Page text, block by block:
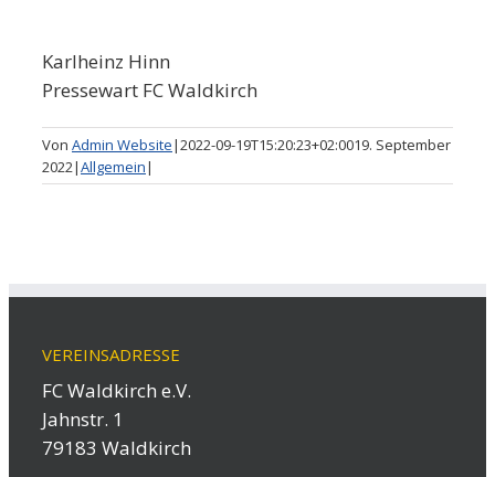
Karlheinz Hinn
Pressewart FC Waldkirch
Von Admin Website|2022-09-19T15:20:23+02:0019. September
2022|Allgemein|
VEREINSADRESSE
FC Waldkirch e.V.
Jahnstr. 1
79183 Waldkirch